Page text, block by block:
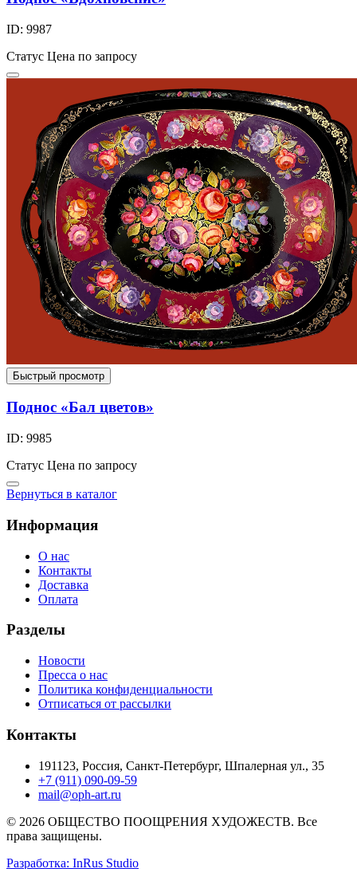
ID: 9987
Статус Цена по запросу
Быстрый просмотр
Поднос «Бал цветов»
ID: 9985
Статус Цена по запросу
Вернуться в каталог
Информация
О нас
Контакты
Доставка
Оплата
Разделы
Новости
Пресса о нас
Политика конфиденциальности
Отписаться от рассылки
Контакты
191123, Россия, Санкт-Петербург, Шпалерная ул., 35
+7 (911) 090-09-59
mail@oph-art.ru
© 2026 ОБЩЕСТВО ПООЩРЕНИЯ ХУДОЖЕСТВ. Все
права защищены.
Разработка: InRus Studio